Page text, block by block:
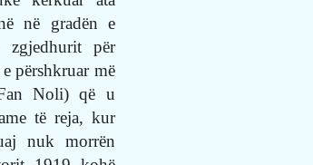
në gradën e
zgjedhurit për
përshkruar më
Noli) që u
të reja, kur
nuk morrën